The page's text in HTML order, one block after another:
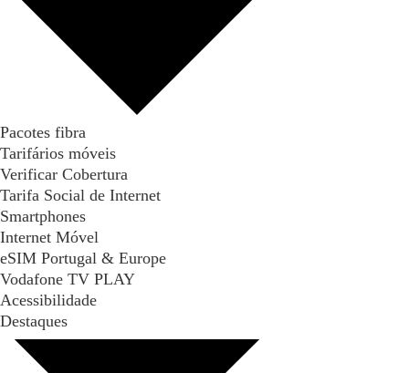
Pacotes fibra
Tarifários móveis
Verificar Cobertura
Tarifa Social de Internet
Smartphones
Internet Móvel
eSIM Portugal & Europe
Vodafone TV PLAY
Acessibilidade
Destaques